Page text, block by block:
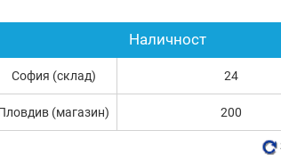
Наличност
София (склад) 24
(магазин) 200